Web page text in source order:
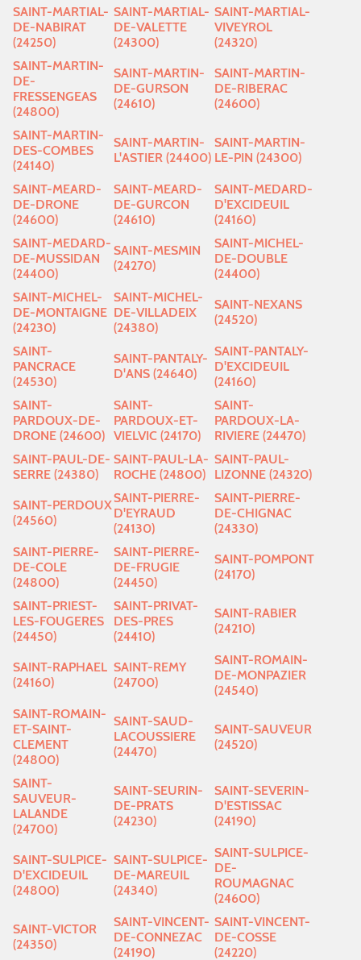
SAINT-MARTIAL-
DE-NABIRAT
(24250)
SAINT-MARTIAL-
DE-VALETTE
(24300)
SAINT-MARTIAL-
VIVEYROL
(24320)
SAINT-MARTIN-
DE-
FRESSENGEAS
(24800)
SAINT-MARTIN-
DE-GURSON
(24610)
SAINT-MARTIN-
DE-RIBERAC
(24600)
SAINT-MARTIN-
DES-COMBES
(24140)
SAINT-MARTIN-
L'ASTIER (24400)
SAINT-MARTIN-
LE-PIN (24300)
SAINT-MEARD-
DE-DRONE
(24600)
SAINT-MEARD-
DE-GURCON
(24610)
SAINT-MEDARD-
D'EXCIDEUIL
(24160)
SAINT-MEDARD-
DE-MUSSIDAN
(24400)
SAINT-MESMIN
(24270)
SAINT-MICHEL-
DE-DOUBLE
(24400)
SAINT-MICHEL-
DE-MONTAIGNE
(24230)
SAINT-MICHEL-
DE-VILLADEIX
(24380)
SAINT-NEXANS
(24520)
SAINT-
PANCRACE
(24530)
SAINT-PANTALY-
D'ANS (24640)
SAINT-PANTALY-
D'EXCIDEUIL
(24160)
SAINT-
PARDOUX-DE-
DRONE (24600)
SAINT-
PARDOUX-ET-
VIELVIC (24170)
SAINT-
PARDOUX-LA-
RIVIERE (24470)
SAINT-PAUL-DE-
SERRE (24380)
SAINT-PAUL-LA-
ROCHE (24800)
SAINT-PAUL-
LIZONNE (24320)
SAINT-PERDOUX
(24560)
SAINT-PIERRE-
D'EYRAUD
(24130)
SAINT-PIERRE-
DE-CHIGNAC
(24330)
SAINT-PIERRE-
DE-COLE
(24800)
SAINT-PIERRE-
DE-FRUGIE
(24450)
SAINT-POMPONT
(24170)
SAINT-PRIEST-
LES-FOUGERES
(24450)
SAINT-PRIVAT-
DES-PRES
(24410)
SAINT-RABIER
(24210)
SAINT-RAPHAEL
(24160)
SAINT-REMY
(24700)
SAINT-ROMAIN-
DE-MONPAZIER
(24540)
SAINT-ROMAIN-
ET-SAINT-
CLEMENT
(24800)
SAINT-SAUD-
LACOUSSIERE
(24470)
SAINT-SAUVEUR
(24520)
SAINT-
SAUVEUR-
LALANDE
(24700)
SAINT-SEURIN-
DE-PRATS
(24230)
SAINT-SEVERIN-
D'ESTISSAC
(24190)
SAINT-SULPICE-
D'EXCIDEUIL
(24800)
SAINT-SULPICE-
DE-MAREUIL
(24340)
SAINT-SULPICE-
DE-
ROUMAGNAC
(24600)
SAINT-VICTOR
(24350)
SAINT-VINCENT-
DE-CONNEZAC
(24190)
SAINT-VINCENT-
DE-COSSE
(24220)